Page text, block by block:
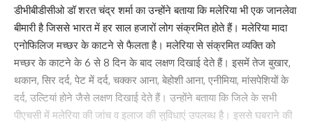
डीभीबीडीसीओ डॉ शरत चंद्र शर्मा का उन्होंने बताया कि मलेरिया भी एक जानलेवा
बीमारी है जिससे भारत में हर साल हजारों लोग संक्रमित होते हैं। मलेरिया मादा
एनोफिलिज मच्छर के काटने से फैलता है। मलेरिया से संक्रमित व्यक्ति को
मच्छर के काटने के 6 से 8 दिन के बाद लक्षण दिखाई देते हैं। इसमें तेज बुखार,
थकान, सिर दर्द, पेट में दर्द, चक्कर आना, बेहोशी आना, एनीमिया, मांसपेशियों के
दर्द, उल्टियां होने जैसे लक्षण दिखाई देते हैं। उन्होंने बताया कि जिले के सभी
पीएचसी में मलेरिया की जांच व इलाज की सुविधाएं उपलब्ध है। इससे घबराने की